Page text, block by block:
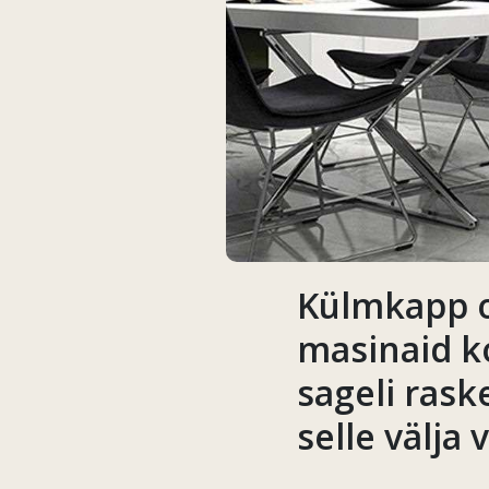
Külmkapp
masinaid
sageli
selle välja